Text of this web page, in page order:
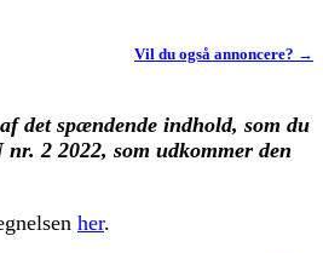
Vil du også annoncere? →
det spændende indhold, som du
2 2022, som udkommer den
her.